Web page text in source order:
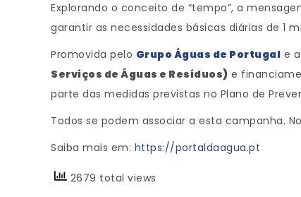
Explorando o conceito de “tempo”, a
garantir as necessidades básicas diárias de 1
Promovida pelo Grupo Águas de Portugal e a
Serviços de Águas e Resíduos) e
parte das medidas previstas no Plano de
Todos se podem associar a esta campanha.
Saiba mais em: https://portaldaagua.pt
2679 total views